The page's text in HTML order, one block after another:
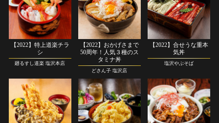
【2022】特上道楽チラ
シ
廻るすし道楽 塩沢本店
【2022】おかげさまで
50周年！人気３種のス
タミナ丼
どさん子 塩沢店
【2022】合せうな重本
気丼
塩沢やぶそば